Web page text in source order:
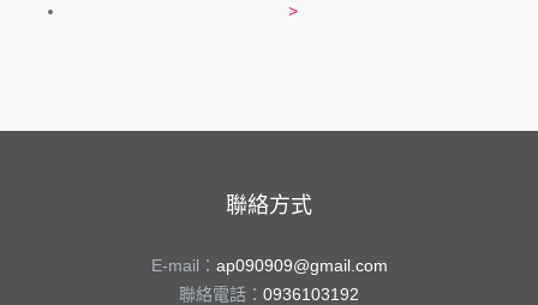
>
聯絡方式
E-mail： ap090909@gmail.com
聯絡電話： 0936103192